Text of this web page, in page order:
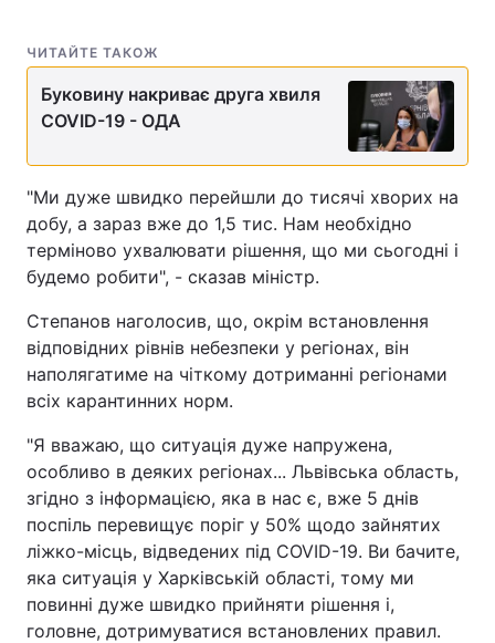
ЧИТАЙТЕ ТАКОЖ
Буковину накриває друга хвиля
COVID-19 - ОДА
"Ми дуже швидко перейшли до тисячі хворих на
добу, а зараз вже до 1,5 тис. Нам необхідно
терміново ухвалювати рішення, що ми сьогодні і
будемо робити", - сказав міністр.
Степанов наголосив, що, окрім встановлення
відповідних рівнів небезпеки у регіонах, він
наполягатиме на чіткому дотриманні регіонами
всіх карантинних норм.
"Я вважаю, що ситуація дуже напружена,
особливо в деяких регіонах... Львівська область,
згідно з інформацією, яка в нас є, вже 5 днів
поспіль перевищує поріг у 50% щодо зайнятих
ліжко-місць, відведених під COVID-19. Ви бачите,
яка ситуація у Харківській області, тому ми
повинні дуже швидко прийняти рішення і,
головне, дотримуватися встановлених правил.